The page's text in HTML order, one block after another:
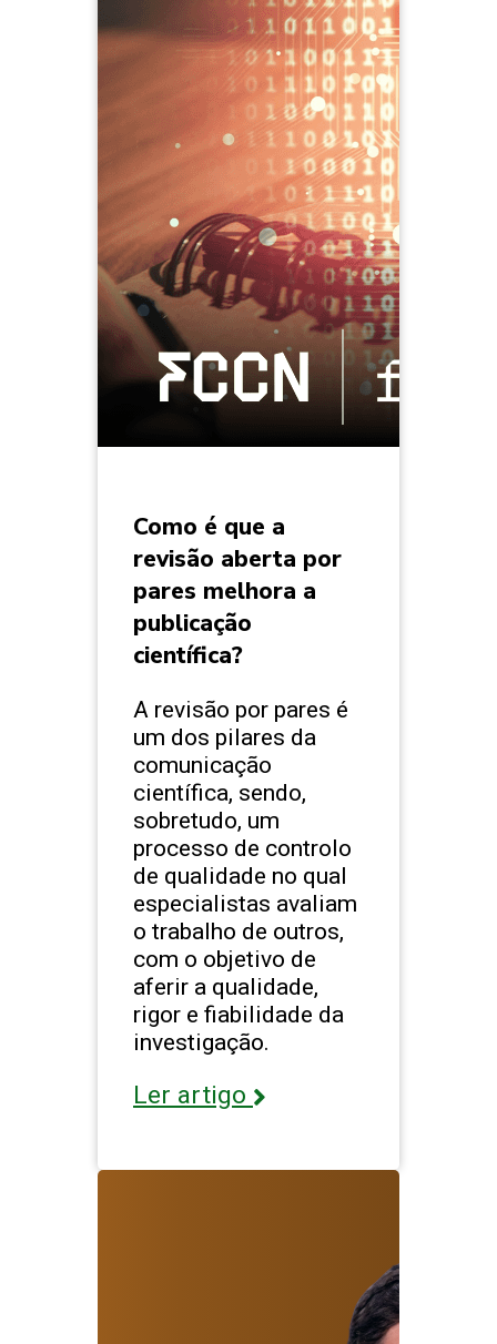
Como é que a
revisão aberta por
pares melhora a
publicação
científica?
A revisão por pares é
um dos pilares da
comunicação
científica, sendo,
sobretudo, um
processo de controlo
de qualidade no qual
especialistas avaliam
o trabalho de outros,
com o objetivo de
aferir a qualidade,
rigor e fiabilidade da
investigação.
Ler artigo